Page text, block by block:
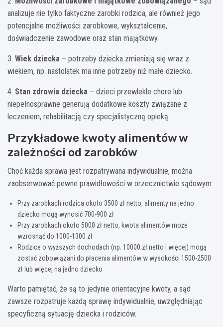
analizuje nie tylko faktyczne zarobki rodzica, ale również jego
potencjalne możliwości zarobkowe, wykształcenie,
doświadczenie zawodowe oraz stan majątkowy.
3. Wiek dziecka – potrzeby dziecka zmieniają się wraz z
wiekiem, np. nastolatek ma inne potrzeby niż małe dziecko.
4. Stan zdrowia dziecka – dzieci przewlekle chore lub
niepełnosprawne generują dodatkowe koszty związane z
leczeniem, rehabilitacją czy specjalistyczną opieką.
Przykładowe kwoty alimentów w
zależności od zarobków
Choć każda sprawa jest rozpatrywana indywidualnie, można
zaobserwować pewne prawidłowości w orzecznictwie sądowym:
Przy zarobkach rodzica około 3500 zł netto, alimenty na jedno
dziecko mogą wynosić 700-900 zł
Przy zarobkach około 5000 zł netto, kwota alimentów może
wzrosnąć do 1000-1300 zł
Rodzice o wyższych dochodach (np. 10000 zł netto i więcej) mogą
zostać zobowiązani do płacenia alimentów w wysokości 1500-2500
zł lub więcej na jedno dziecko
Warto pamiętać, że są to jedynie orientacyjne kwoty, a sąd
zawsze rozpatruje każdą sprawę indywidualnie, uwzględniając
specyficzną sytuację dziecka i rodziców.